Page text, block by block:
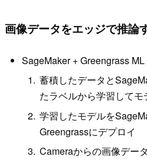
画像データをエッジで推論
SageMaker + Greengrass
蓄積したデータと
たラベルから学習してモ
学習したモデルを
Greengrassにデプロイ
Cameraからの画像デー